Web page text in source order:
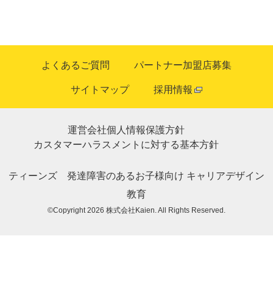
よくあるご質問 パートナー加盟店募集
サイトマップ 採用情報
運営会社個人情報保護方針
カスタマーハラスメントに対する基本方針
ティーンズ 発達障害のあるお子様向け キャリアデザイン
教育
©Copyright 2026 株式会社Kaien. All Rights Reserved.